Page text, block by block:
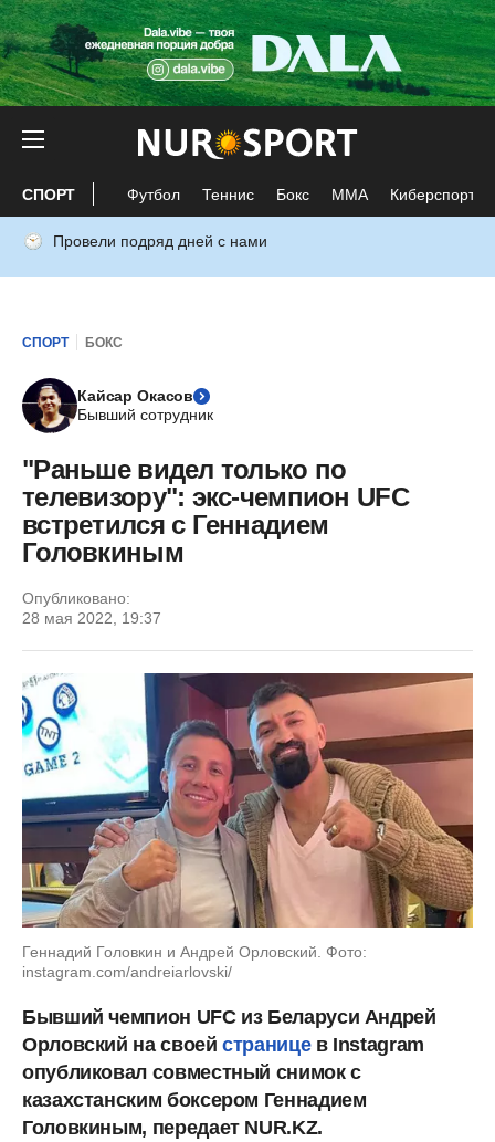
СПОРТ Футбол Теннис Бокс ММА Киберспорт
Провели подряд дней с нами
СПОРТ БОКС
Кайсар Окасов
Бывший сотрудник
"Раньше видел только по
телевизору": экс-чемпион UFC
встретился с Геннадием
Головкиным
Опубликовано:
28 мая 2022, 19:37
Геннадий Головкин и Андрей Орловский. Фото:
instagram.com/andreiarlovski/
Бывший чемпион UFC из Беларуси Андрей
Орловский на своейстраницев Instagram
опубликовал совместный снимок с
казахстанским боксером Геннадием
Головкиным, передает NUR.KZ.